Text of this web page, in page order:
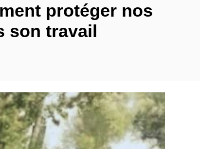
protéger nos
son travail